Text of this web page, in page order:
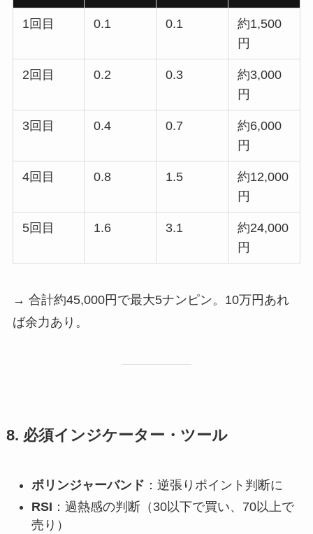
1回目 0.1 0.1
約1,500
円
2回目 0.2 0.3
約3,000
円
3回目 0.4 0.7
約6,000
円
4回目 0.8 1.5
約12,000
円
5回目 1.6 3.1
約24,000
円
→ 合計約45,000円で最大5ナンピン。10万円あれ
ば余力あり。
8. 必須インジケーター・ツール
ボリンジャーバンド ：逆張りポイント判断に
RSI ：過熱感の判断（30以下で買い、70以上で
売り）